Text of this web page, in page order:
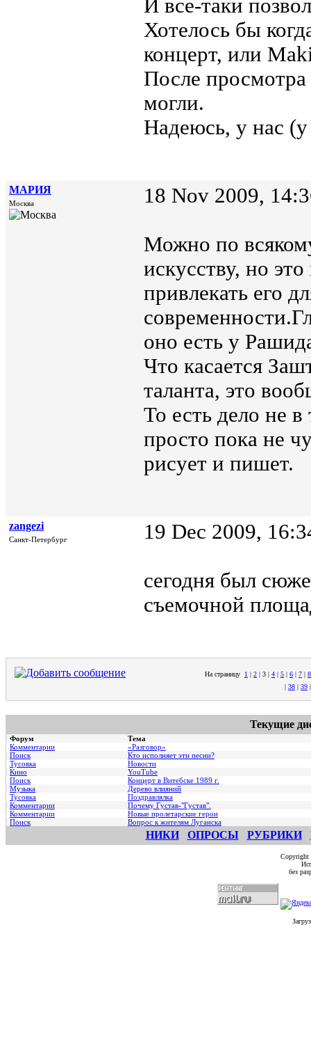
И все-таки
Хотелось бы
концерт, или
После просмотра
могли.
Надеюсь, у нас
МАРИЯ
Москва 18 Nov 2009,
Можно по
искусству, но
привлекать его
оно есть у
Что касается
таланта, это
То есть дело не
просто пока не
рисует и пишет.
zangezi
Санкт-Петербург 19 Dec 2009,
сегодня был
съемочной
На страницу 1 | 2 | 3 | 4 | 5 | 6 | 7 | 8
| 38 | 39
Текущие
Форум
Тема
Комментарии
«Разговор»
Поиск
Кто исполняет эти песни?
Тусовка
Новости
Кино
YouTube
Поиск
Концерт в Витебске 1989 г.
Музыка
Дерево влияний
Тусовка
Поздравлялка
Комментарии
Почему Густав-"Густав".
Комментарии
Hовые пролетарские герои
Поиск
Вопрос к жителям Луганска
НИКИ ОПРОСЫ РУБРИКИ
без